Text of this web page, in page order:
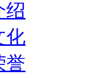
绍
化
誉